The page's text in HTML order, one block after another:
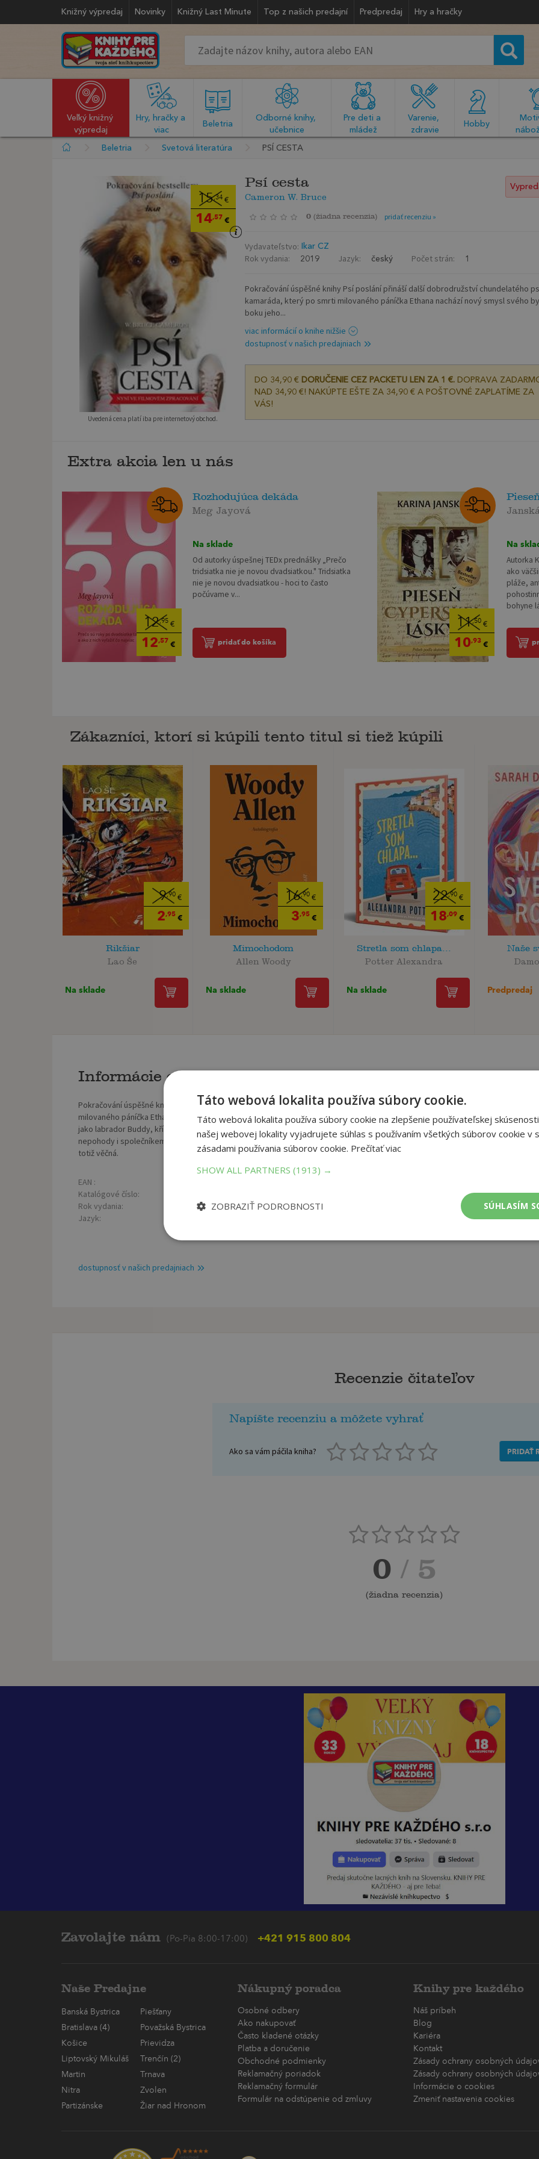
Knižný výpredaj Novinky Knižný Last Minute Top z našich predajní Predpredaj Hry a hračky
Veľký knižný
výpredaj
Hry, hračky a
viac
Beletria
Odborné knihy,
učebnice
Pre deti a
mládež
Varenie,
zdravie
Hobby
Beletria Svetová literatúra PSÍ CESTA
15,34 €
14,57 €
Uvedená cena platí iba pre internetový obchod.
Psí cesta
Cameron W. Bruce
0 (žiadna recenzia) pridať recenziu »
Vydavateľstvo: Ikar CZ
Rok vydania: 2019 Jazyk: český Počet strán: 1
Pokračování úspěšné knihy Psí poslání přináší další dobrodružství chundelatého
kamaráda, který po smrti milovaného páníčka Ethana nachází nový smysl svého
boku jeho...
viac informácií o knihe nižšie
dostupnosť v našich predajniach
DO 34,90 € DORUČENIE CEZ PACKETU LEN ZA 1 €.DOPRAVA
NAD 34,90 €! NAKÚPTE EŠTE ZA 34,90 € A POŠTOVNÉ ZAPLATÍME ZA
VÁS!
Extra akcia len u nás
12,95 €
12,57 €
Rozhodujúca dekáda
Meg Jayová
Na sklade
Od autorky úspešnej TEDx prednášky „Prečo
tridsiatka nie je novou dvadsiatkou." Tridsiatka
nie je novou dvadsiatkou - hoci to často
počúvame v...
pridať do košíka
11,50 €
10,93 €
Na
Autorka
ako
pláže,
bohyne
Zákazníci, ktorí si kúpili tento titul si tiež kúpili
9,90 €
2,95 €
Rikšiar
Lao Še
Na sklade
16,90 €
3,95 €
Mimochodom
Allen Woody
Na sklade
22,90 €
18,09 €
Stretla som chlapa...
Potter Alexandra
Na sklade
Naše
Predpredaj
Informácie o knihe
Pokračování úspěšné knihy Psí poslání přináší další dobrodružství chundelatého psího kamaráda, který po smrti
milovaného páníčka Ethana nachází nový smysl svého bytí po boku jeho vnučky Clarity. Provází ji celým jejím životem
jako labrador Buddy, kříženka Molly, miniaturní voříšek Max a nakonec bígl Toby. Je ochráncem, věrným přítelem do
nepohody i společníkem ve chvílích nejtěžších. Jeho láska ke Clarity, ale i k ostatním lidem, které na své pouti potkal, je
totiž věčná.
EAN :
Katalógové číslo:
Rok vydania:
Jazyk:
Rozmer:
dostupnosť v našich predajniach
Recenzie čitateľov
Napíšte recenziu a môžete vyhrať
Ako sa vám páčila kniha? PRIDAŤ
0 / 5
(žiadna recenzia)
Zavolajte nám (Po-Pia 8:00-17:00) +421 915 800 804
Naše Predajne
Banská Bystrica
Piešťany
Bratislava (4)
Považská Bystrica
Košice
Prievidza
Liptovský Mikuláš
Trenčín (2)
Martin
Trnava
Nitra
Zvolen
Partizánske
Žiar nad Hronom
Nákupný poradca
Osobné odbery
Ako nakupovať
Často kladené otázky
Platba a doručenie
Obchodné podmienky
Reklamačný poriadok
Reklamačný formulár
Formulár na odstúpenie od zmluvy
Knihy pre každého
Náš príbeh
Blog
Kariéra
Kontakt
Zásady ochrany osobných
Zásady ochrany osobných
Informácie o cookies
Zmeniť nastavenia cookies
Táto webová lokalita používa súbory cookie.
Táto webová lokalita používa súbory cookie na zlepšenie používateľskej
našej webovej lokality vyjadrujete súhlas s používaním všetkých súborov cookie v
zásadami používania súborov cookie. Prečítať viac
SHOW ALL PARTNERS (1913) →
SÚHLASÍM
ZOBRAZIŤ PODROBNOSTI